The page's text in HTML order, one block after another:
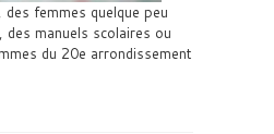
femmes quelque peu
des manuels scolaires ou
du 20e arrondissement